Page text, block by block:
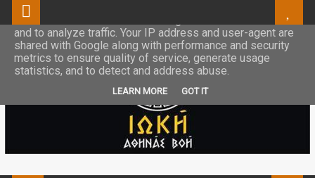
This site uses cookies from Google to deliver its services
and to analyze traffic. Your IP address and user-agent are
shared with Google along with performance and security
metrics to ensure quality of service, generate usage
statistics, and to detect and address abuse.
LEARN MORE GOT IT